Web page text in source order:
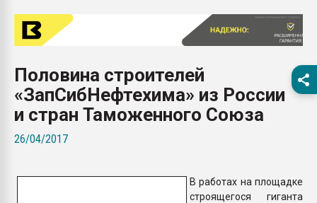
Всё, что касается
бутылок
вакуумного
Продам отходы
поликарбоната и АБС-
Armaloy PC/ABS-1IM
Половина строителей
«ЗапСибНефтехима» из России
и стран Таможенного Союза
26/04/2017
В работах на площадке
строящегося гиганта